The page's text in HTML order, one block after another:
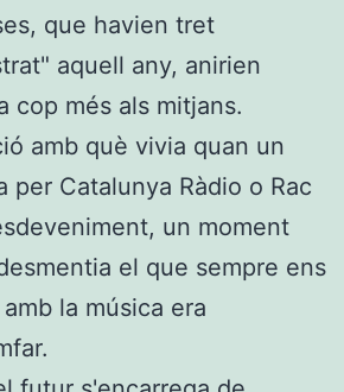
que havien tret
aquell any, anirien
cop més als mitjans.
amb què vivia quan un
per Catalunya Ràdio o Rac
un moment
el que sempre ens
la música era